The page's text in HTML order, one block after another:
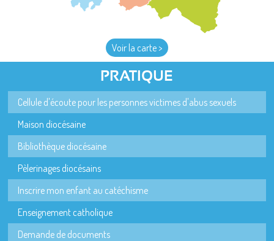
Voir la carte >
PRATIQUE
Cellule d'écoute pour les personnes victimes d'abus sexuels
Maison diocésaine
Bibliothèque diocésaine
Pèlerinages diocésains
Inscrire mon enfant au catéchisme
Enseignement catholique
Demande de documents